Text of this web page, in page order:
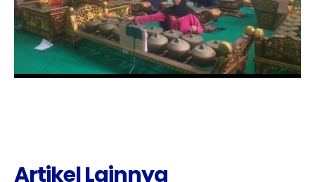
Artikel Lainnya